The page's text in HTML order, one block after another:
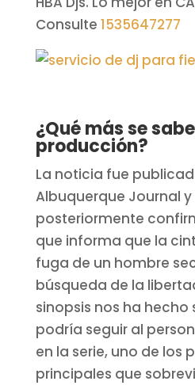
Consulte 1535647277
¿Qué más se
producción?
La noticia fue
Albuquerque Journal
posteriormente
que informa que la
fuga de un hombre
búsqueda de la
sinopsis nos ha hecho
podría seguir al
en la serie, uno de los
principales que